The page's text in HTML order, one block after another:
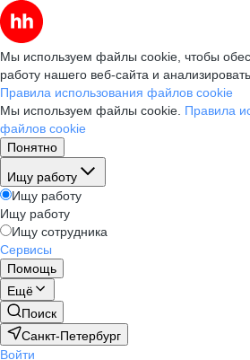
Мы используем файлы cookie, чтобы
работу нашего веб-сайта и
Правила использования файлов cookie
Мы используем файлы cookie. Правила
файлов cookie
Понятно
Ищу работу
Ищу работу
Ищу работу
Ищу сотрудника
Сервисы
Помощь
Ещё
Поиск
Санкт-Петербург
Войти